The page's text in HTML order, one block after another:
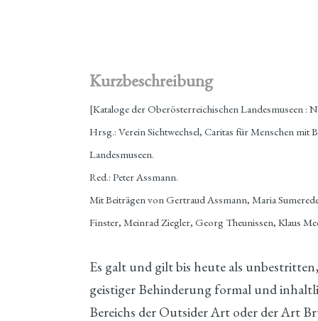
Kurzbeschreibung
[Kataloge der Oberösterreichischen Landesmuseen :
Hrsg.: Verein Sichtwechsel, Caritas für Menschen mit
Landesmuseen.
Red.: Peter Assmann.
Mit Beiträgen von Gertraud Assmann, Maria
Finster, Meinrad Ziegler, Georg Theunissen, Klaus
Es galt und gilt bis heute als
geistiger Behinderung formal und
Bereichs der Outsider Art oder der Art